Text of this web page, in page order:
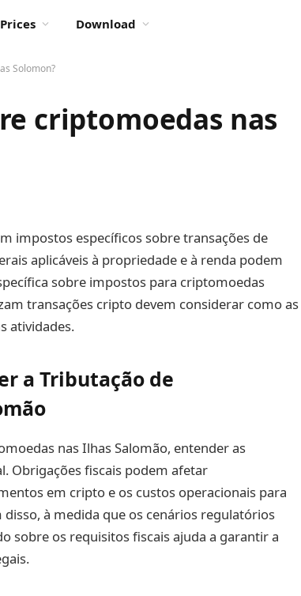
Download
Solomon?
criptomoedas nas
impostos específicos sobre transações de
aplicáveis à propriedade e à renda podem
sobre impostos para criptomoedas
transações cripto devem considerar como as
atividades.
a Tributação de
nas Ilhas Salomão, entender as
Obrigações fiscais podem afetar
em cripto e os custos operacionais para
à medida que os cenários regulatórios
sobre os requisitos fiscais ajuda a garantir a